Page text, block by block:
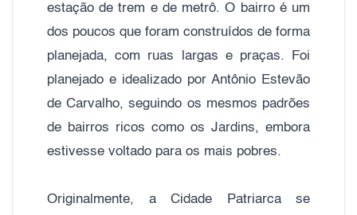
estação de trem e de metrô. O bairro é um
dos poucos que foram construídos de forma
planejada, com ruas largas e praças. Foi
planejado e idealizado por Antônio Estevão
de Carvalho, seguindo os mesmos padrões
de bairros ricos como os Jardins, embora
estivesse voltado para os mais pobres.
Originalmente, a Cidade Patriarca se